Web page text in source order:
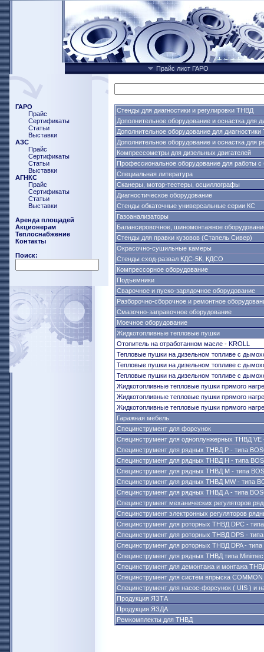
Прайс лист ГАРО
ГАРО
Прайс
Сертификаты
Статьи
Выставки
АЗС
Прайс
Сертификаты
Статьи
Выставки
АГНКС
Прайс
Сертификаты
Статьи
Выставки
Аренда площадей
Акционерам
Теплоснабжение
Контакты
Поиск:
Стенды для диагностики и регулировки ТНВД
Дополнительное оборудование и оснастка для
Дополнительное оборудование для
Дополнительное оборудование и оснастка для
Компрессометры для дизельных двигателей
Профессиональное оборудование для работы с
Специальная литература
Сканеры, мотор-тестеры, осциллографы
Диагностическое оборудование
Стенды обкаточные универсальные серии КС
Газоанализаторы
Балансировочное, шиномонтажное
Стенды для правки кузовов (Стапель Сивер)
Окрасочно-сушильные камеры
Стенды сход-развал КДС-5К, КДСО
Компрессорное оборудование
Подъемники
Сварочное и пуско-зарядочное оборудование
Разборочно-сборочное и ремонтное
Смазочно-заправочное оборудование
Моечное оборудование
Жидкотопливные тепловые пушки
Отопитель на отработанном масле - KROLL
Тепловые пушки на дизельном топливе с
Тепловые пушки на дизельном топливе с
Тепловые пушки на дизельном топливе с
Жидкотопливные тепловые пушки прямого
Жидкотопливные тепловые пушки прямого
Жидкотопливные тепловые пушки прямого
Гаражная мебель
Специнструмент для форсунок
Специнструмент для одноплунжерных ТНВД VE
Специнструмент для рядных ТНВД Р - типа
Специнструмент для рядных ТНВД Н - типа
Специнструмент для рядных ТНВД M - типа
Специнструмент для рядных ТНВД MW - типа
Специнструмент для рядных ТНВД А - типа
Специнструмент механических регуляторов
Специнструмент электронных регуляторов
Специнструмент для роторных ТНВД DPC -
Специнструмент для роторных ТНВД DPS -
Специнструмент для роторных ТНВД DPA -
Специнструмент для рядных ТНВД типа
Специнструмент для демонтажа и монтажа
Специнструмент для систем впрыска COMMON
Специнструмент для насос-форсунок ( UIS ) и
Продукция ЯЗТА
Продукция ЯЗДА
Ремкомплекты для ТНВД